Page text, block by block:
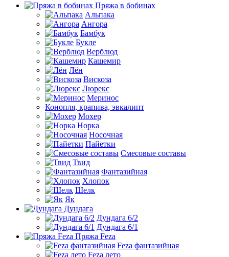
Пряжа в бобинах
Альпака
Ангора
Бамбук
Букле
Верблюд
Кашемир
Лён
Вискоза
Люрекс
Меринос
Конопля, крапива, эвкалипт
Мохер
Норка
Носочная
Пайетки
Смесовые составы
Твид
Фантазийная
Хлопок
Шелк
Як
Дундага
Дундага 6/2
Дундага 6/1
Пряжа Feza
Feza фантазийная
Feza лето